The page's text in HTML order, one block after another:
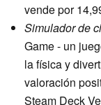
vende por
Simulador de
Game - un
la física y
valoración
Steam Deck